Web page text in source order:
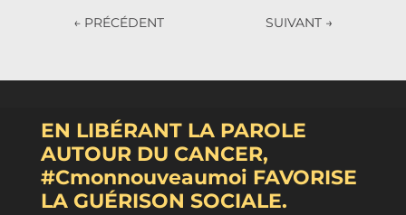
← PRÉCÉDENT SUIVANT →
EN LIBÉRANT LA PAROLE
AUTOUR DU CANCER,
#Cmonnouveaumoi FAVORISE
LA GUÉRISON SOCIALE.